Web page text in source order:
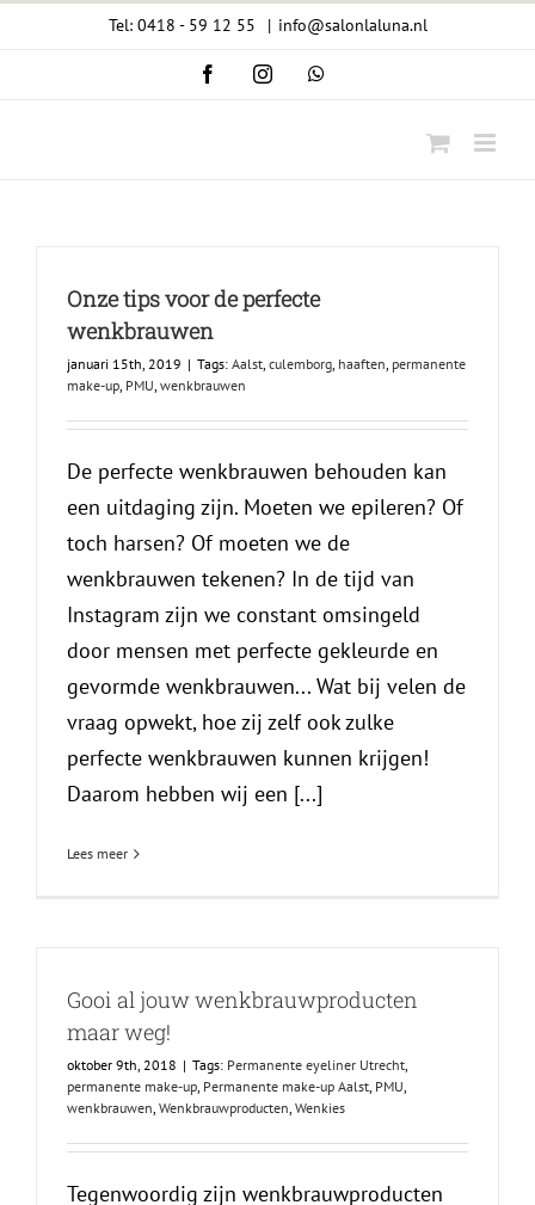
Tel: 0418 - 59 12 55 | info@salonlaluna.nl
FacebookInstagramWhatsApp
Onze tips voor de perfecte
wenkbrauwen
januari 15th, 2019 | Tags: Aalst culemborg haaften permanente
make-up PMU wenkbrauwen
De perfecte wenkbrauwen behouden kan
een uitdaging zijn. Moeten we epileren? Of
toch harsen? Of moeten we de
wenkbrauwen tekenen? In de tijd van
Instagram zijn we constant omsingeld
door mensen met perfecte gekleurde en
gevormde wenkbrauwen... Wat bij velen de
vraag opwekt, hoe zij zelf ook zulke
perfecte wenkbrauwen kunnen krijgen!
Daarom hebben wij een [...]
Lees meer
Gooi al jouw wenkbrauwproducten
maar weg!
oktober 9th, 2018 | Tags: Permanente eyeliner Utrecht
permanente make-up Permanente make-up Aalst PMU
wenkbrauwen Wenkbrauwproducten Wenkies
Tegenwoordig zijn wenkbrauwproducten